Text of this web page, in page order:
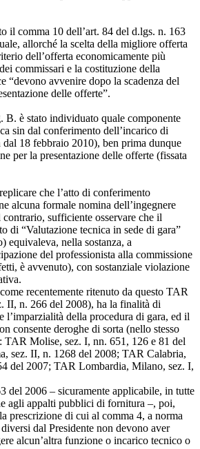
il comma 10 dell’art. 84 del d.lgs. n. 163
allorché la scelta della migliore offerta
dell’offerta economicamente più
commissari e la costituzione della
“devono avvenire dopo la scadenza del
delle offerte”.
B. è stato individuato quale componente
sin dal conferimento dell’incarico di
dal 18 febbraio 2010), ben prima dunque
per la presentazione delle offerte (fissata
che l’atto di conferimento
alcuna formale nomina dell’ingegnere
sufficiente osservare che il
di “Valutazione tecnica in sede di gara”
equivaleva, nella sostanza, a
del professionista alla commissione
è avvenuto), con sostanziale violazione
recentemente ritenuto da questo TAR
II, n. 266 del 2008), ha la finalità di
l’imparzialità della procedura di gara, ed il
consente deroghe di sorta (nello stesso
TAR Molise, sez. I, nn. 651, 126 e 81 del
sez. II, n. 1268 del 2008; TAR Calabria,
del 2007; TAR Lombardia, Milano, sez. I,
del 2006 – sicuramente applicabile, in tutte
agli appalti pubblici di fornitura –, poi,
prescrizione di cui al comma 4, a norma
dal Presidente non devono aver
alcun’altra funzione o incarico tecnico o